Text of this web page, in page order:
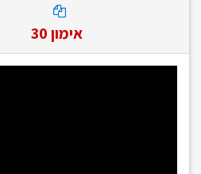
אימון 30